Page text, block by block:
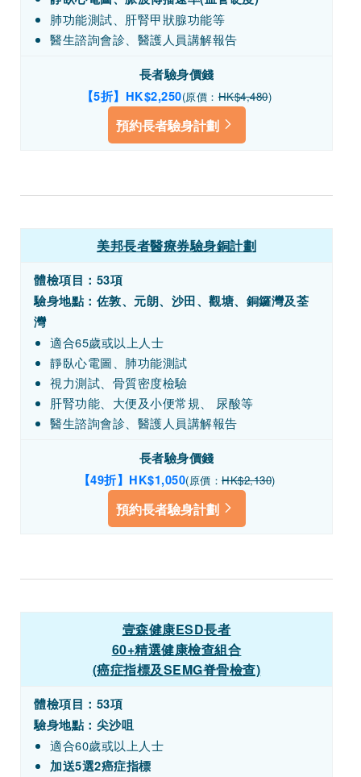
肺功能測試、肝腎甲狀腺功能等
醫生諮詢會診、醫護人員講解報告
長者驗身價錢
【5折】HK$2,250(原價：HK$4,480)
預約長者驗身計劃
美邦長者醫療券驗身銅計劃
體檢項目： 53項
驗身地點：佐敦、元朗、沙田、觀塘、銅鑼灣及荃
灣
適合65歲或以上人士
靜臥心電圖、肺功能測試
視力測試、骨質密度檢驗
肝腎功能、大便及小便常規、 尿酸等
醫生諮詢會診、醫護人員講解報告
長者驗身價錢
【49折】HK$1,050(原價： HK$2,130)
預約長者驗身計劃
壹森健康ESD長者
60+精選健康檢查組合
(癌症指標及SEMG脊骨檢查)
體檢項目： 53項
驗身地點：尖沙咀
適合60歲或以上人士
加送5選2癌症指標